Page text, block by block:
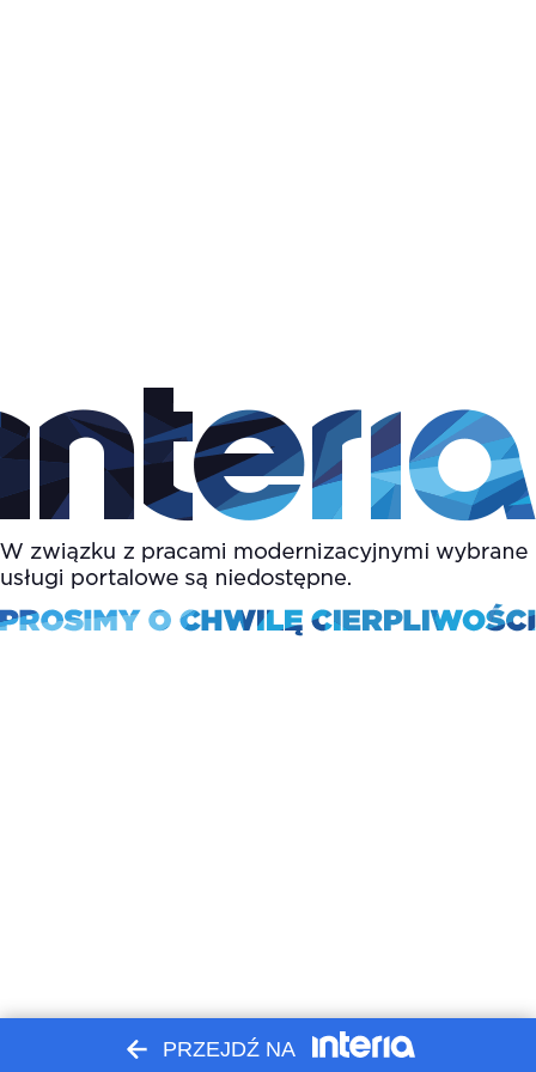
PRZEJDŹ NA